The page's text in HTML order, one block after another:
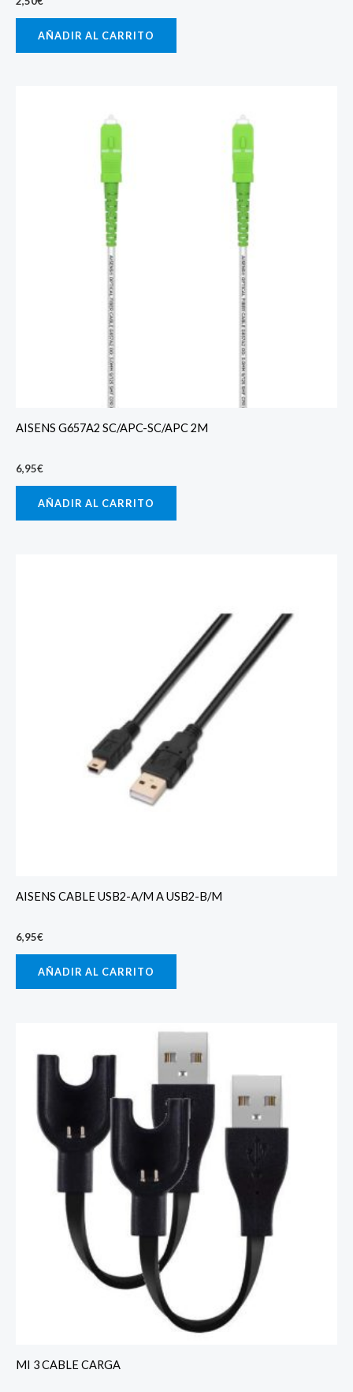
AÑADIR AL CARRITO
AISENS G657A2 SC/APC-SC/APC 2M
6,95€
AÑADIR AL CARRITO
AISENS CABLE USB2-A/M A USB2-B/M
6,95€
AÑADIR AL CARRITO
MI 3 CABLE CARGA